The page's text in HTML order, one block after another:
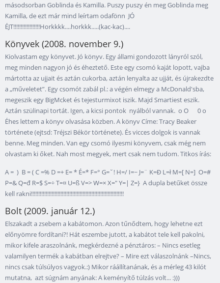
másodsorban Goblinda és Kamilla. Puszy puszy én meg Goblinda meg
Kamilla, de ezt már mind leírtam odafönn JÓ
ÉJT!!!!!!!!!!!!!!!!!!Horkkkk....horkkk.....(kac-kac)....
Könyvek (2008. november 9.)
Kiolvastam egy könyvet. Jó könyv. Egy állami gondozott lányról szól,
meg minden nagyon jó és éheztető. Este egy csomó kaját lopott, vajba
mártotta az ujjait és aztán cukorba, aztán lenyalta az ujját, és újrakezdte
a „műveletet”. Egy csomót zabál pl.: a végén elmegy a McDonald'sba,
megeszik egy BigMcket és tejesturmixot iszik. Majd Smartiest eszik.
Aztán szülinapi tortát. Igen, a kicsi pontok nyálból vannak. o O 0 o
Éhes lettem a könyv olvasása közben. A könyv Címe: Tracy Beaker
története (ejtsd: Tréjszi Békör története). És vicces dolgok is vannak
benne. Meg minden. Van egy csomó ilyesmi könyvem, csak még nem
olvastam ki őket. Nah most megyek, mert csak nem tudom. Titkos írás:
A = ) B = ( C =% D =+ E= * É=* F=° G=˘! H=/ I=~ J=¨ K=Đ L=ł M=[ N=] O=#
P=& Q=đ R=$ S=÷ T=¤ U=ß V=> W=× X=" Y=| Z=} A dupla betűket össze
kell rakni!!!!!!!!!!!!!!!!!!!!!!!!!!!!!!!!!!!!!!!!!!!!!!!!!!!!!!!!!!!!!!!
Bolt (2009. január 12.)
Elszakadt a zsebem a kabátomon. Azon tűnődtem, hogy lehetne ezt
előnyömre fordítani?! Hát eszembe jutott, a kabátot tele kell pakolni,
mikor kifele araszolnánk, megkérdezné a pénztáros: – Nincs esetleg
valamilyen termék a kabátban elrejtve? – Mire ezt válaszolnánk –Nincs,
nincs csak túlsúlyos vagyok.:) Mikor ráállítanának, és a mérleg 43 kilót
mutatna, azt súgnám anyának: A keményítő túlzás volt... :)))